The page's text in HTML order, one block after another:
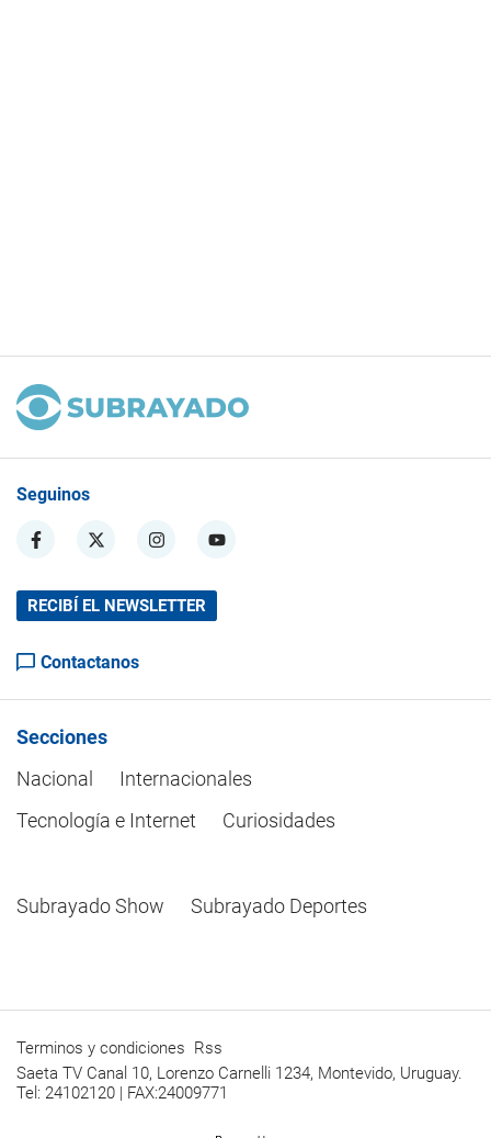
Seguinos
RECIBÍ EL NEWSLETTER
Contactanos
Secciones
Nacional
Internacionales
Tecnología e Internet
Curiosidades
Subrayado Show Subrayado Deportes
Terminos y condiciones Rss
Saeta TV Canal 10, Lorenzo Carnelli 1234, Montevido, Uruguay.
Tel: 24102120 | FAX:24009771